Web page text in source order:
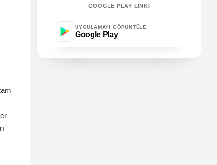
GOOGLE PLAY LINKI
UYGULAMAYI GÖRÜNTÜLE
Google Play